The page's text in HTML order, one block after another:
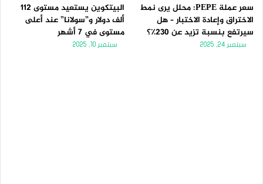
سعر عملة PEPE: محلل يرى نمط
الاختراق وإعادة الاختبار – هل
سيرتفع بنسبة تزيد عن 230٪؟
سبتمبر 24, 2025
البيتكوين يستعيد مستوى 112
ألف دولار و”سولانا” عند أعلى
مستوى في 7 أشهر
سبتمبر 10, 2025